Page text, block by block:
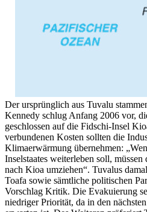
Der ursprünglich aus Tuvalu
Kennedy schlug Anfang 2006 vor,
geschlossen auf die Fidschi-Insel
verbundenen Kosten sollten die
Klimaerwärmung übernehmen:
Inselstaates weiterleben soll,
nach Kioa umziehen“. Tuvalus
Toafa sowie sämtliche politischen
Vorschlag Kritik. Die Evakuierung
niedriger Priorität, da in den